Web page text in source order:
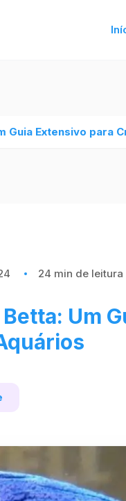
Guia Extensivo para
24 min de leitura
Um